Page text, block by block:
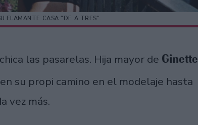
FLAMANTE CASA "DE A TRES".
las pasarelas. Hija mayor de Ginette
su propi camino en el modelaje hasta
vez más.